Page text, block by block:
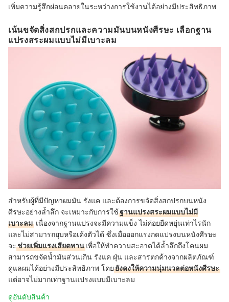
เพิ่มความรู้สึกผ่อนคลายในระหว่างการใช้งานได้อย่างมีประสิทธิภาพ
เน้นขจัดสิ่งสกปรกและความมันบนหนังศีรษะ เลือกฐาน
แปรงสระผมแบบไม่มีเบาะลม
สำหรับผู้ที่มีปัญหาผมมัน รังแค และต้องการขจัดสิ่งสกปรกบนหนัง
ศีรษะอย่างล้ำลึก จะเหมาะกับการใช้ฐานแปรงสระผมแบบไม่มี
เบาะลม เนื่องจากฐานแปรงจะมีความแข็ง ไม่ค่อยยืดหยุ่นเท่าไรนัก
และไม่สามารถยุบหรือเด้งตัวได้ ซึ่งเมื่อออกแรงกดแปรงบนหนังศีรษะ
จะช่วยเพิ่มแรงเสียดทานเพื่อให้ทำความสะอาดได้ล้ำลึกถึงโคนผม
สามารถขจัดน้ำมันส่วนเกิน รังแค ฝุ่น และสารตกค้างจากผลิตภัณฑ์
ดูแลผมได้อย่างมีประสิทธิภาพ โดยยังคงให้ความนุ่มนวลต่อหนังศีรษะ
แต่อาจไม่มากเท่าฐานแปรงแบบมีเบาะลม
ดูอันดับสินค้า